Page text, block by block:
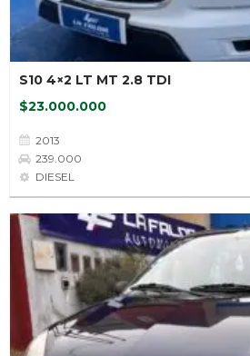
S10 4×2 LT MT 2.8 TDI
$23.000.000
2013
239.000
DIESEL